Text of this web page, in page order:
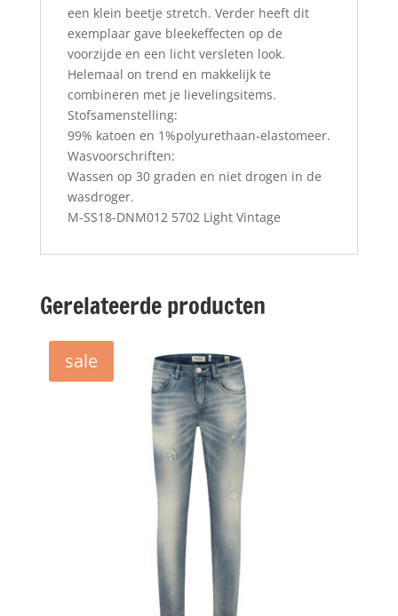
een klein beetje stretch. Verder heeft dit
exemplaar gave bleekeffecten op de
voorzijde en een licht versleten look.
Helemaal on trend en makkelijk te
combineren met je lievelingsitems.
Stofsamenstelling:
99% katoen en 1%polyurethaan-elastomeer.
Wasvoorschriften:
Wassen op 30 graden en niet drogen in de
wasdroger.
M-SS18-DNM012 5702 Light Vintage
Gerelateerde producten
sale